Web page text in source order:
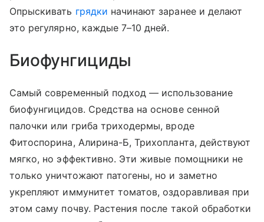
Опрыскивать грядки начинают заранее и делают
это регулярно, каждые 7–10 дней.
Биофунгициды
Самый современный подход — использование
биофунгицидов. Средства на основе сенной
палочки или гриба триходермы, вроде
Фитоспорина, Алирина-Б, Трихопланта, действуют
мягко, но эффективно. Эти живые помощники не
только уничтожают патогены, но и заметно
укрепляют иммунитет томатов, оздоравливая при
этом саму почву. Растения после такой обработки